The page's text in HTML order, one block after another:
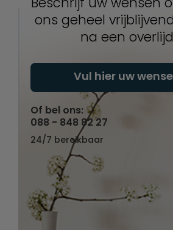
ons geheel
na een
Vul hier uw
Of bel ons:
088 - 848 82 27
24/7 bereikbaar